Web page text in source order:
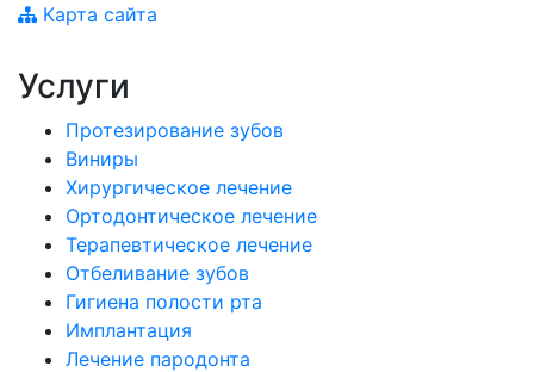
Карта сайта
Услуги
Протезирование зубов
Виниры
Хирургическое лечение
Ортодонтическое лечение
Терапевтическое лечение
Отбеливание зубов
Гигиена полости рта
Имплантация
Лечение пародонта